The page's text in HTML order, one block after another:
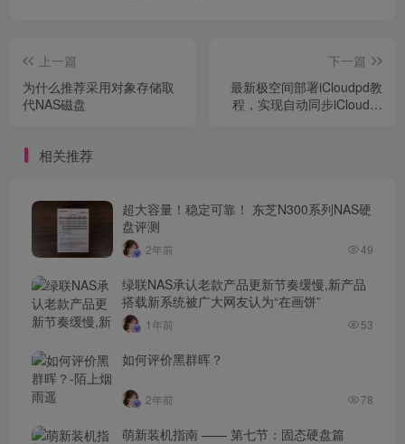
上一篇
为什么推荐采用对象存储取
代NAS磁盘
下一篇
最新极空间部署iCloudpd教
程，实现自动同步iCloud照
相关推荐
超大容量！稳定可靠！ 东芝N300系列NAS硬
盘评测
2年前 49
绿联NAS承认老款产品更新节奏缓慢,新产品
搭载新系统被广大网友认为“在画饼”
1年前 53
如何评价黑群晖？
2年前 78
萌新装机指南 —— 第七节：固态硬盘篇